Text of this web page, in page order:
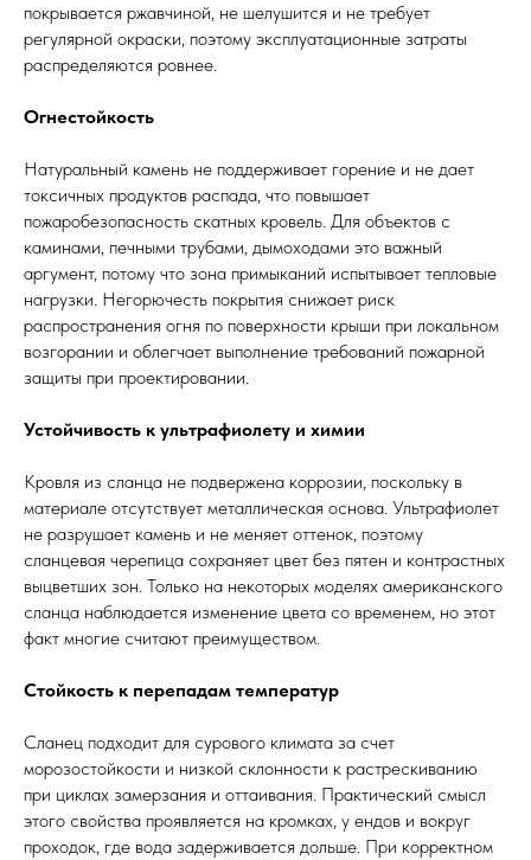
покрывается ржавчиной, не шелушится и не требует
регулярной окраски, поэтому эксплуатационные затраты
распределяются ровнее.
Огнестойкость
Натуральный камень не поддерживает горение и не дает
токсичных продуктов распада, что повышает
пожаробезопасность скатных кровель. Для объектов с
каминами, печными трубами, дымоходами это важный
аргумент, потому что зона примыканий испытывает тепловые
нагрузки. Негорючесть покрытия снижает риск
распространения огня по поверхности крыши при локальном
возгорании и облегчает выполнение требований пожарной
защиты при проектировании.
Устойчивость к ультрафиолету и химии
Кровля из сланца не подвержена коррозии, поскольку в
материале отсутствует металлическая основа. Ультрафиолет
не разрушает камень и не меняет оттенок, поэтому
сланцевая черепица сохраняет цвет без пятен и контрастных
выцветших зон. Только на некоторых моделях американского
сланца наблюдается изменение цвета со временем, но этот
факт многие считают преимуществом.
Стойкость к перепадам температур
Сланец подходит для сурового климата за счет
морозостойкости и низкой склонности к растрескиванию
при циклах замерзания и оттаивания. Практический смысл
этого свойства проявляется на кромках, у ендов и вокруг
проходок, где вода задерживается дольше. При корректном